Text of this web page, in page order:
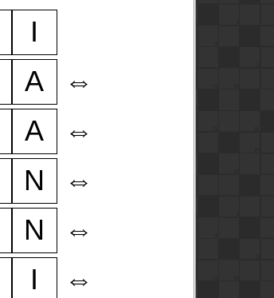
I
A
⇔
A
⇔
N
⇔
N
⇔
I ⇔